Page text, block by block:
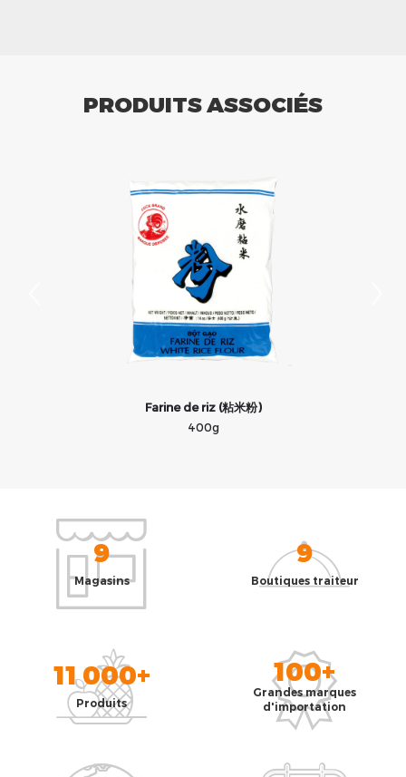
PRODUITS ASSOCIÉS
Farine de riz (粘米粉)
400g
9
Magasins
9
Boutiques traiteur
11 000+
Produits
100+
Grandes marques
d'importation